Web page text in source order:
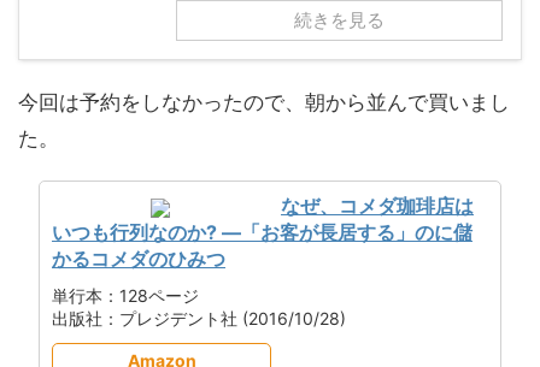
続きを見る
今回は予約をしなかったので、朝から並んで買いまし
た。
なぜ、コメダ珈琲店は
いつも行列なのか? ―「お客が長居する」のに儲
かるコメダのひみつ
単行本：128ページ
出版社：プレジデント社 (2016/10/28)
Amazon